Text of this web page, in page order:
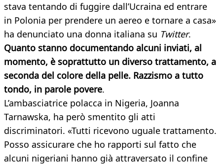
stava tentando di fuggire dall’Ucraina ed entrare
in Polonia per prendere un aereo e tornare a casa»
ha denunciato una donna italiana su Twitter.
Quanto stanno documentando alcuni inviati, al
momento, è soprattutto un diverso trattamento, a
seconda del colore della pelle. Razzismo a tutto
tondo, in parole povere.
L’ambasciatrice polacca in Nigeria, Joanna
Tarnawska, ha però smentito gli atti
discriminatori. «Tutti ricevono uguale trattamento.
Posso assicurare che ho rapporti sul fatto che
alcuni nigeriani hanno già attraversato il confine